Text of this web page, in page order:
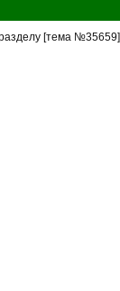
[тема №35659]